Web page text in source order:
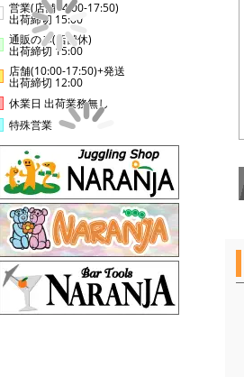
営業(店舗14:00-17:50)
出荷締切 15:00
通販のみ(店舗休)
出荷締切 15:00
店舗(10:00-17:50)+発送
出荷締切 12:00
休業日 出荷業務無し
特殊営業